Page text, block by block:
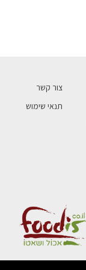
צור קשר
תנאי שימוש